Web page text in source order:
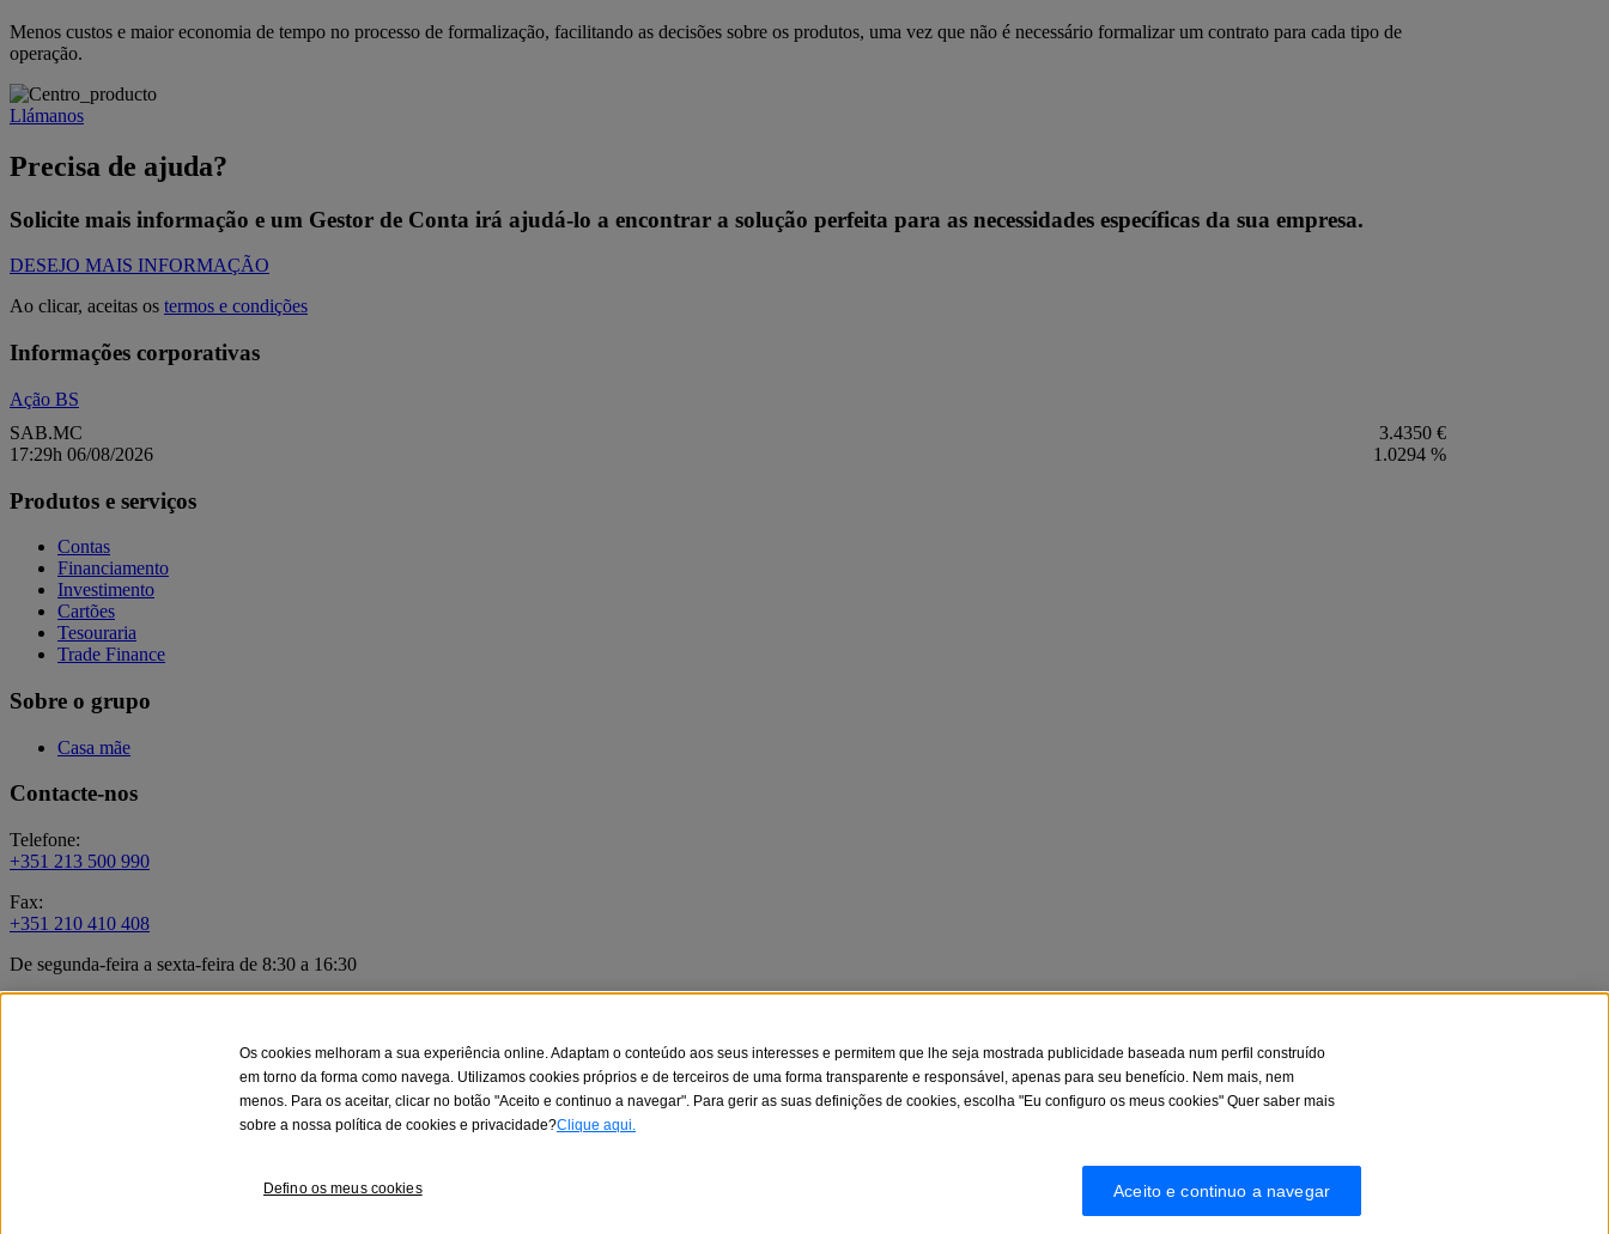
Menos custos e maior economia de tempo no processo de formalização, facilitando as decisões sobre os produtos, uma vez que não é necessário formalizar um contrato para cada tipo de
operação.
Llámanos
Precisa de ajuda?
Solicite mais informação e um Gestor de Conta irá ajudá-lo a encontrar a solução perfeita para as necessidades específicas da sua empresa.
DESEJO MAIS INFORMAÇÃO
Ao clicar, aceitas os termos e condições
Informações corporativas
Ação BS
3.4350 €
SAB.MC
1.0294 %
17:29h 06/08/2026
Produtos e serviços
Contas
Financiamento
Investimento
Cartões
Tesouraria
Trade Finance
Sobre o grupo
Casa mãe
Contacte-nos
Telefone:
+351 213 500 990
Fax:
+351 210 410 408
De segunda-feira a sexta-feira de 8:30 a 16:30
de Banco Sabadell S.A., Portugal, Sucursal em Portugal de Banco Sabadell S.A., com domicílio social em Plaça de Sant Roc
Os cookies melhoram a sua experiência online. Adaptam o conteúdo aos seus interesses e permitem que lhe seja mostrada publicidade baseada num perfil construído
em torno da forma como navega. Utilizamos cookies próprios e de terceiros de uma forma transparente e responsável, apenas para seu benefício. Nem mais, nem
menos. Para os aceitar, clicar no botão "Aceito e continuo a navegar". Para gerir as suas definições de cookies, escolha "Eu configuro os meus cookies" Quer saber mais
sobre a nossa política de cookies e privacidade?Clique aqui.
Defino os meus cookies Aceito e continuo a navegar